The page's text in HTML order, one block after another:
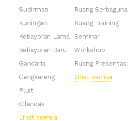
Sudirman
Kuningan
Kebayoran Lama
Kebayoran Baru
Gandaria
Cengkareng
Pluit
Cilandak
Lihat semua
Ruang Serbaguna
Ruang Training
Seminar
Workshop
Ruang Presentasi
Lihat semua